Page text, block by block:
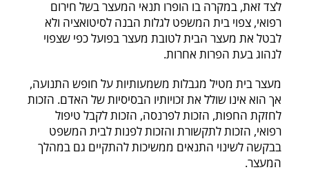
לצד זאת, במקרה בו הופרו תנאי המעצר בשל חירום
רפואי, צפוי בית המשפט לגלות הבנה לסיטואציה ולא
לבטל את מעצר הבית לטובת מעצר בפועל כפי שצפוי
לנהוג בעת הפרות אחרות.
מעצר בית מטיל מגבלות משמעותיות על חופש התנועה,
אך הוא אינו שולל את זכויותיו הבסיסיות של האדם. הזכות
לחזקת החפות, הזכות לפרנסה, הזכות לקבל טיפול
רפואי, הזכות לתקשורת והזכות לפנות לבית המשפט
בבקשה לשינוי התנאים ממשיכות להתקיים גם במהלך
המעצר.